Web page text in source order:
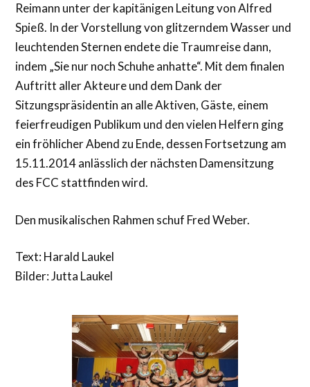
Reimann unter der kapitänigen Leitung von Alfred
Spieß. In der Vorstellung von glitzerndem Wasser und
leuchtenden Sternen endete die Traumreise dann,
indem „Sie nur noch Schuhe anhatte“. Mit dem finalen
Auftritt aller Akteure und dem Dank der
Sitzungspräsidentin an alle Aktiven, Gäste, einem
feierfreudigen Publikum und den vielen Helfern ging
ein fröhlicher Abend zu Ende, dessen Fortsetzung am
15.11.2014 anlässlich der nächsten Damensitzung
des FCC stattfinden wird.
Den musikalischen Rahmen schuf Fred Weber.
Text: Harald Laukel
Bilder: Jutta Laukel